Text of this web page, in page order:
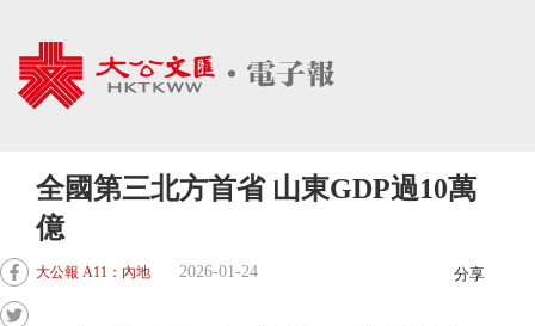
全國第三北方首省 山東GDP過10萬
億
大公報 A11：內地 2026-01-24 分享